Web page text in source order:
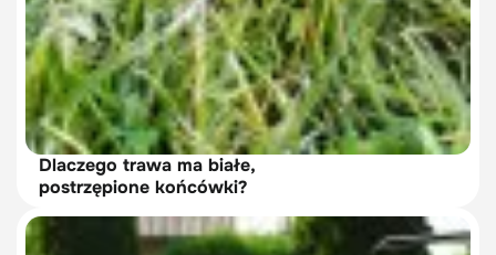
Dlaczego trawa ma białe,
postrzępione końcówki?